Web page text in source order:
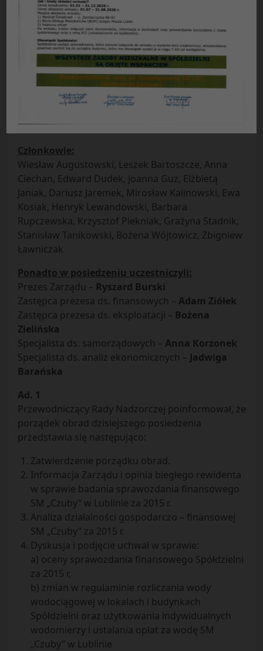
Protokół nr 4/2016
z posiedzenia plenarnego Rady Nadzorczej SM
„Czuby” w Lublinie
odbytego w dniu 22.03.2016 r.
Obecni:
Przewodniczący Rady –Alicja Stadnicka
Zastępcy przewodniczącego –
Edward Jasiński,
Sekretarz –
Członkowie:
Wiesław Augustowski, Leszek Bartoszcze, Anna
Ciechan, Edward Dudek, Joanna Guz, Elżbietą
Janiak, Dariusz Jaremek, Mirosław Kalinowski, Ewa
Kosiak, Henryk Lewandowski, Barbara
Rupczewska, Krzysztof Piekniak, Grażyna Stadnik,
Stanisław Tanikowski, Bożena Wójtowicz, Zbigniew
Ławniczak
Ponadto w posiedzeniu uczestniczyli:
Prezes Zarządu – Ryszard Burski
Zastępca prezesa ds. finansowych – Adam Ziółek
Zastępca prezesa ds. eksploatacji – Bożena
Zielińska
Specjalista ds. samorządowych – Anna Korzonek
Specjalista ds. analiz ekonomicznych – Jadwiga
Barańska
Ad. 1
Przewodniczący Rady Nadzorczej poinformował, że
porządek obrad dzisiejszego posiedzenia
przedstawia się następująco:
Zatwierdzenie porządku obrad.
Informacja Zarządu i opinia biegłego rewidenta
w sprawie badania sprawozdania finansowego
SM „Czuby” w Lublinie za 2015 r.
Analiza działalności gospodarczo – finansowej
SM „Czuby” za 2015 r.
Dyskusja i podjęcie uchwał w sprawie:
a) oceny sprawozdania finansowego Spółdzielni
za 2015 r,
b) zmian w regulaminie rozliczania wody
wodociągowej w lokalach i budynkach
Spółdzielni oraz użytkowania indywidualnych
wodomierzy i ustalania opłat za wodę SM
„Czuby” w Lublinie